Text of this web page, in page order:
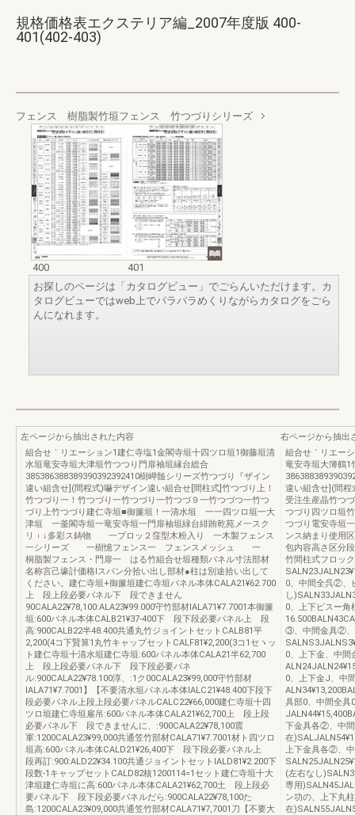
規格価格表エクステリア編_2007年度版 400-
401(402-403)
フェンス 樹脂製竹垣フェンス 竹つづりシリーズ
400
401
お探しのページは「カタログビュー」でごらんいただけます。カ
タログビューではweb上でパラパラめくりながらカタログをごら
んになれます。
左ページから抽出された内容
組合せ｀リエーション1建仁寺塩1金閣寺垣十四ツロ垣1御藤垣清
水垣竜安寺垣大津垣竹つつり門扉袖垣縁台総合
385386388389390392392410樹岬髄シリーズ竹つづり『ザイン
違い組含せ](間程式)嚇デザイン違い組合せ[間柱式]竹つづり上！
竹つづり一！竹つづり一竹つづり一竹つづ９一竹つづつ一竹つ
づり上竹つづり建仁寺垣■御簾垣！一清水垣 一一四ツロ垣一大
津垣 一釜閣寺垣一竜安寺垣一門扉袖垣緑台緋賄乾苑メ一スク
リ︲↓多彩ス鋳物 一ブロッ２窪型木粉入り 一木製フェンス
一シリーズ 一樹憶フェンス一 フェンスメッシュ 一
桐脂製フェンス・門扉一 はる竹組合せ垣種類パネル寸法部材
名称言己壕計価格lスパン分拾い出し部材●柱は別途拾い出して
ください。建仁寺垣+御簾垣建仁寺垣パネル本体CALA21¥62.700
上 段上段必要パネル下 段できません
90CALA22¥78,100:ALA23¥99.000守竹部材IALA71¥7.7001本御簾
垣:600パネル本体CALB21¥37‐400下 段下段必要パネル上 段
高:900CALB22半48.400共通丸竹ジョイントセットCALB81平
2,200(4コ下賢算1丸竹キャップセットCALF81¥2,200(3コ1セヽッ
ト建仁寺垣十清水垣建仁寺垣:600パネル本体CALA21半62,700
上 段上段必要パネル下 段下段必要パネ
ル:900CALA22¥78.100淳、:1ク00CALA23¥99,000守竹部材
IALA71¥7.7001】【不要清水垣パネル本体IALC21¥48.400下段下
段必要パネル上段上段必要パネルCALC22¥66,000建仁寺垣十四
ツロ垣建仁寺垣雇吊:600パネル本体CALA21¥62,700上 段上段
必要パネル下 段できませんに、:900CALA22¥78,100震
軍:1200CALA23¥99,000共通笠竹部材CALA71¥7.7001材ト四ツロ
垣高:600パネル本体CALD21¥26,400下 段下段必要パネル上
段再訂:900:ALD22¥34.100共通ジョイントセットIALD81¥2.200下
段数-1キャップセットCALD82核1200114=1セット建仁寺垣十大
津垣建仁寺垣に高:600パネル本体CALA21¥62,700土 段上段必
要パネル下 段下段必要パネルだら:900CALA22¥78,100た
島:1200CALA23¥09,000共通笠竹部材CALA71¥7,7001刀【不要大
右ページから抽出
組合せ｀リエー
竜安寺垣大簿鶴1
違い組含せ](間程
受注生産晶竹つ
つづり四ツロ垣
つづり電安寺垣
ンス納まり使用
包内容高さ区分
竹間柱式フロッ
0、中間全呉②、
し
0、上下ビスー角
③、中間金具②、
0、上下金、中
0、上下金J、中
具部0、中間全具
下金具各②、中
在
上下金具各②、
(左右なし
専用
ン功の、上下丸
在